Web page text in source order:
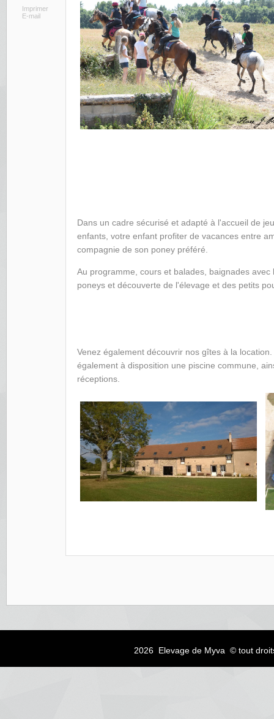
Imprimer
E-mail
Dans un cadre sécurisé et adapté à l'accueil de
enfants, votre enfant profiter de vacances entre
compagnie de son poney préféré.
Au programme, cours et balades, baignades avec
poneys et découverte de l'élevage et des petits
Venez également découvrir nos gîtes à la
également à disposition une piscine commune,
réceptions.
2026 Elevage de Myva © tout